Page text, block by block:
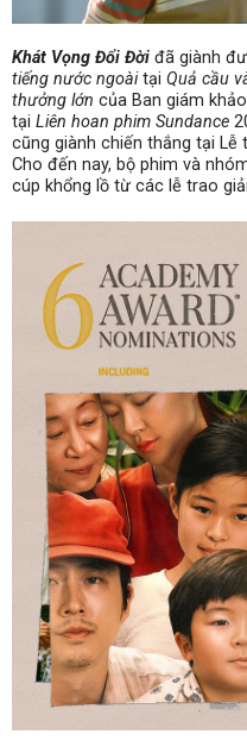
Khát Vọng Đổi Đời đã giành
tiếng nước ngoàitại Quả cầu
thưởng lớn của Ban giám
tại Liên hoan phim Sundance
cũng giành chiến thắng tại Lễ
Cho đến nay, bộ phim và
cúp khổng lồ từ các lễ trao